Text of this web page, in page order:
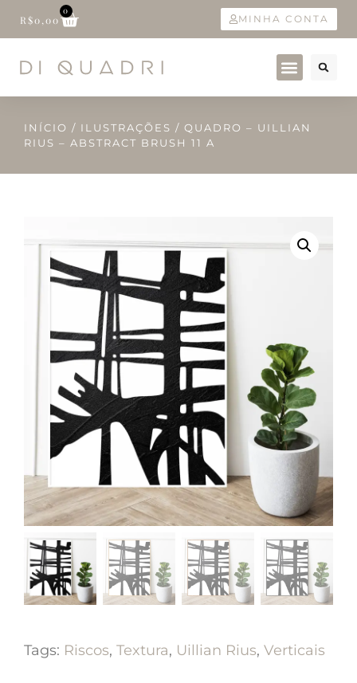
R$0,00
0
MINHA CONTA
INÍCIO / ILUSTRAÇÕES / QUADRO – UILLIAN
RIUS – ABSTRACT BRUSH 11 A
Tags: Riscos, Textura, Uillian Rius, Verticais